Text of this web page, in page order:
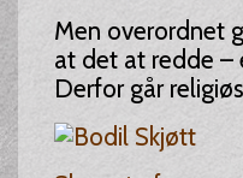
Men overordnet
at det at redde –
Derfor går